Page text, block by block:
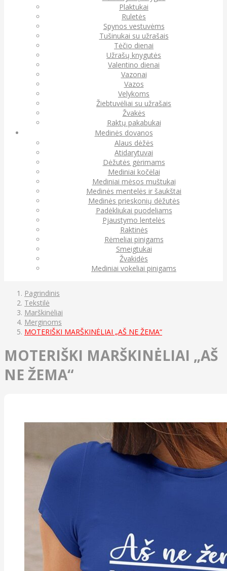
Plaktukai
Ruletės
Spynos vestuvėms
Tušinukai su užrašais
Tėčio dienai
Užrašų knygutės
Valentino dienai
Vazonai
Vazos
Velykoms
Žiebtuvėliai su užrašais
Žvakės
Raktų pakabukai
Medinės dovanos
Alaus dėžės
Atidarytuvai
Dėžutės gėrimams
Mediniai kočėlai
Mediniai mėsos muštukai
Medinės mentelės ir šaukštai
Medinės prieskonių dėžutės
Padėkliukai puodeliams
Pjaustymo lentelės
Raktinės
Rėmeliai pinigams
Smeigtukai
Žvakidės
Mediniai vokeliai pinigams
Pagrindinis
Tekstilė
Marškinėliai
Merginoms
MOTERIŠKI MARŠKINĖLIAI „AŠ NE ŽEMA“
MOTERIŠKI MARŠKINĖLIAI „AŠ
NE ŽEMA“